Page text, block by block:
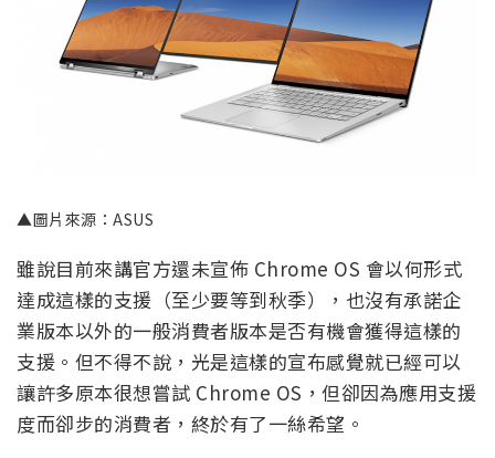
▲圖片來源：ASUS
雖說目前來講官方還未宣佈 Chrome OS 會以何形式
達成這樣的支援（至少要等到秋季），也沒有承諾企
業版本以外的一般消費者版本是否有機會獲得這樣的
支援。但不得不說，光是這樣的宣布感覺就已經可以
讓許多原本很想嘗試 Chrome OS，但卻因為應用支援
度而卻步的消費者，終於有了一絲希望。